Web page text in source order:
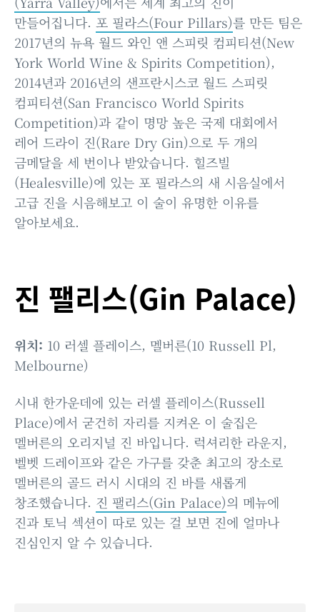
만들어집니다. 포 필라스(Four Pillars)를 만든 팀은
2017년의 뉴욕 월드 와인 앤 스피릿 컴피티션(New
York World Wine & Spirits Competition),
2014년과 2016년의 샌프란시스코 월드 스피릿
컴피티션(San Francisco World Spirits
Competition)과 같이 명망 높은 국제 대회에서
레어 드라이 진(Rare Dry Gin)으로 두 개의
금메달을 세 번이나 받았습니다. 힐즈빌
(Healesville)에 있는 포 필라스의 새 시음실에서
고급 진을 시음해보고 이 술이 유명한 이유를
알아보세요.
진 팰리스(Gin Palace)
위치: 10 러셀 플레이스, 멜버른(10 Russell Pl,
Melbourne)
시내 한가운데에 있는 러셀 플레이스(Russell
Place)에서 굳건히 자리를 지켜온 이 술집은
멜버른의 오리지널 진 바입니다. 럭셔리한 라운지,
벨벳 드레이프와 같은 가구를 갖춘 최고의 장소로
멜버른의 골드 러시 시대의 진 바를 새롭게
창조했습니다. 진 팰리스(Gin Palace)의 메뉴에
진과 토닉 섹션이 따로 있는 걸 보면 진에 얼마나
진심인지 알 수 있습니다.